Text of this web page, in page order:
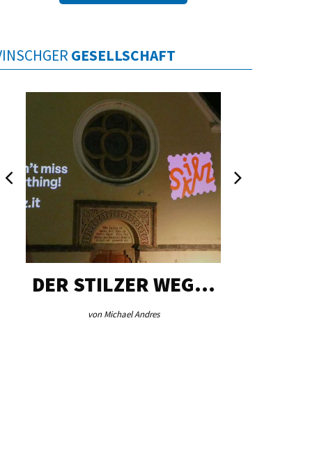
GESELLSCHAFT
DER STILZER WEG…
von Michael Andres